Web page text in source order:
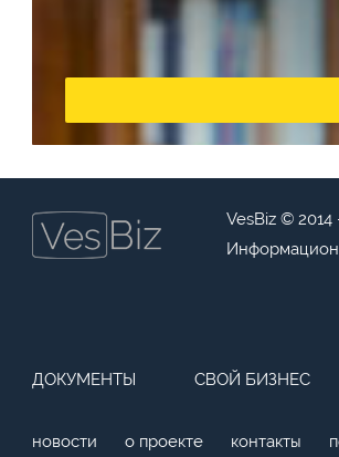
VesBiz © 2014
ДОКУМЕНТЫ СВОЙ БИЗНЕС
новости о проекте контакты